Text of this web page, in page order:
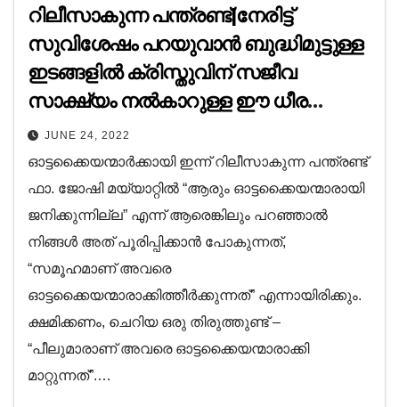
റിലീസാകുന്ന പന്ത്രണ്ട്|നേരിട്ട്
സുവിശേഷം പറയുവാൻ ബുദ്ധിമുട്ടുള്ള
ഇടങ്ങളിൽ ക്രിസ്തുവിന് സജീവ
സാക്ഷ്യം നൽകാറുള്ള ഈ ധീര
പരിശ്രമത്തെ വിശ്വാസികൾ ഒന്നടങ്കം
പിന്തുണയ്ക്കണം.
JUNE 24, 2022
ഓട്ടക്കൈയന്മാർക്കായി ഇന്ന് റിലീസാകുന്ന പന്ത്രണ്ട്
ഫാ. ജോഷി മയ്യാറ്റിൽ “ആരും ഓട്ടക്കൈയന്മാരായി
ജനിക്കുന്നില്ല” എന്ന് ആരെങ്കിലും പറഞ്ഞാൽ
നിങ്ങൾ അത് പൂരിപ്പിക്കാൻ പോകുന്നത്,
“സമൂഹമാണ് അവരെ
ഓട്ടക്കൈയന്മാരാക്കിത്തീർക്കുന്നത്” എന്നായിരിക്കും.
ക്ഷമിക്കണം, ചെറിയ ഒരു തിരുത്തുണ്ട് –
“പീലുമാരാണ് അവരെ ഓട്ടക്കൈയന്മാരാക്കി
മാറ്റുന്നത്”.…